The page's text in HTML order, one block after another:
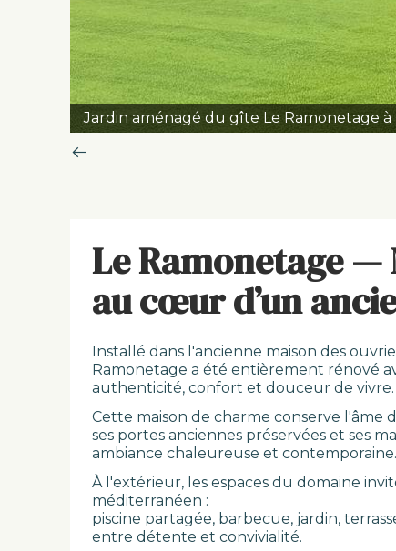
Jardin aménagé du gîte Le Ramonetage
Le Ramonetage —
au cœur d’un
Installé dans l'ancienne maison des
Ramonetage a été entièrement rénové
authenticité, confort et douceur de vivre.
Cette maison de charme conserve l'âme
ses portes anciennes préservées et ses
ambiance chaleureuse et contemporaine.
À l'extérieur, les espaces du domaine
méditerranéen :
piscine partagée, barbecue, jardin,
entre détente et convivialité.